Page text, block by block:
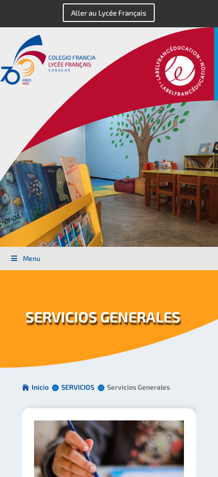
Aller au Lycée Français
Menu
SERVICIOS GENERALES
Inicio SERVICIOS Servicios Generales